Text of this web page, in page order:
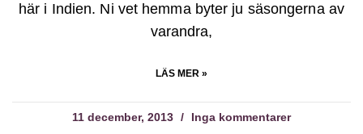
här i Indien. Ni vet hemma byter ju säsongerna av
varandra,
LÄS MER »
11 december, 2013 Inga kommentarer